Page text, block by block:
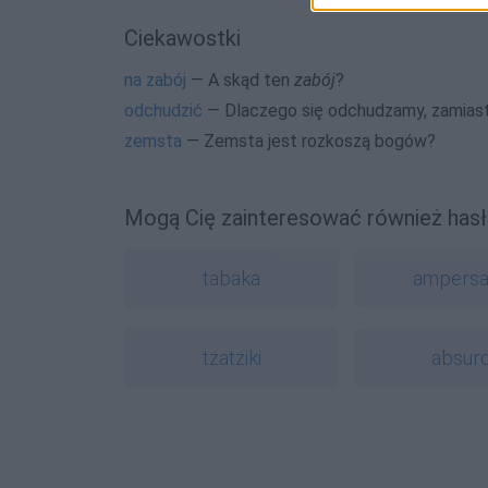
Ciekawostki
na zabój — A skąd ten zabój?
odchudzić — Dlaczego się odchudzamy,
zemsta — Zemsta jest rozkoszą bogów?
Mogą Cię zainteresować również
tabaka
tzatziki